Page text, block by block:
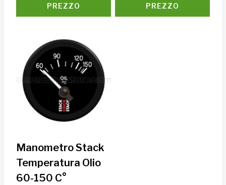
PREZZO
PREZZO
Manometro Stack
Temperatura Olio
60-150 C°